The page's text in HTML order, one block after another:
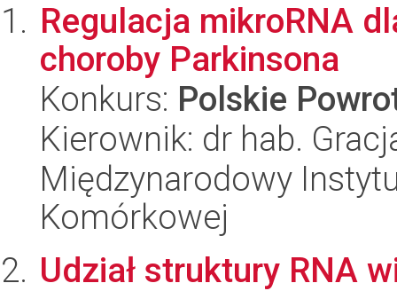
Regulacja mikroRNA
choroby Parkinsona
Konkurs: Polskie
Kierownik: dr hab.
Międzynarodowy
Komórkowej
Udział struktury RNA